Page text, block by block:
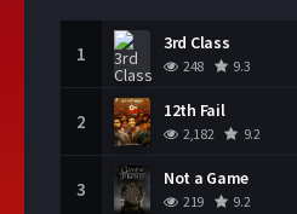
1 3rd Class
248 9.3
2 12th Fail
2,182 9.2
3 Not a Game
219 9.2